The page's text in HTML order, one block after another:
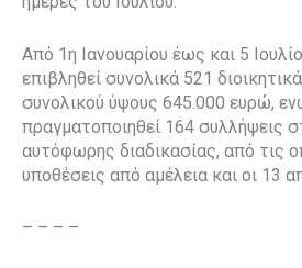
Από 1η Ιανουαρίου έως και 5
επιβληθεί συνολικά 521
συνολικού ύψους 645.000 ευρώ,
πραγματοποιηθεί 164 συλλήψεις
αυτόφωρης διαδικασίας, από τις
υποθέσεις από αμέλεια και οι 13
– – – –